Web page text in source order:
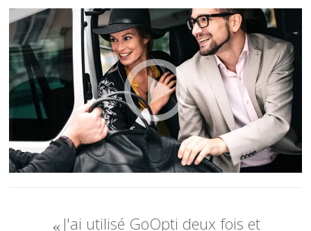
J'ai utilisé GoOpti deux fois et